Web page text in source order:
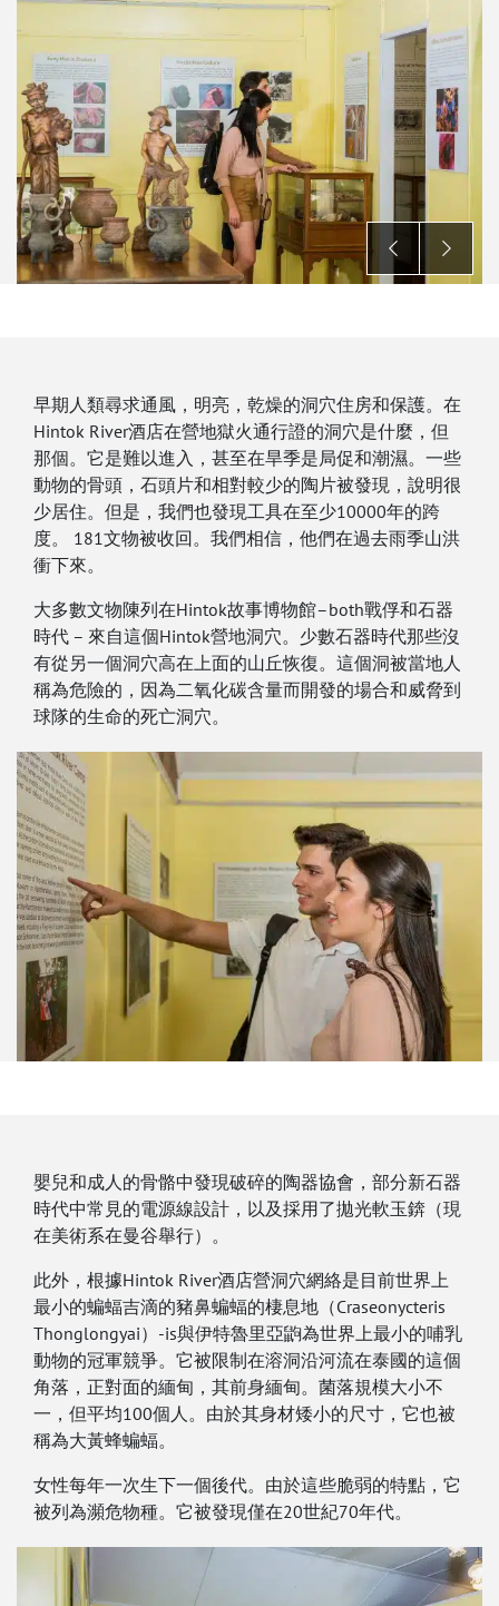
早期人類尋求通風，明亮，乾燥的洞穴住房和保護。在
Hintok River酒店在營地獄火通行證的洞穴是什麼，但
那個。它是難以進入，甚至在旱季是局促和潮濕。一些
動物的骨頭，石頭片和相對較少的陶片被發現，說明很
少居住。但是，我們也發現工具在至少10000年的跨
度。 181文物被收回。我們相信，他們在過去雨季山洪
衝下來。
大多數文物陳列在Hintok故事博物館–both戰俘和石器
時代 – 來自這個Hintok營地洞穴。少數石器時代那些沒
有從另一個洞穴高在上面的山丘恢復。這個洞被當地人
稱為危險的，因為二氧化碳含量而開發的場合和威脅到
球隊的生命的死亡洞穴。
嬰兒和成人的骨骼中發現破碎的陶器協會，部分新石器
時代中常見的電源線設計，以及採用了拋光軟玉錛（現
在美術系在曼谷舉行）。
此外，根據Hintok River酒店營洞穴網絡是目前世界上
最小的蝙蝠吉滴的豬鼻蝙蝠的棲息地（Craseonycteris
Thonglongyai）-is與伊特魯里亞鼩為世界上最小的哺乳
動物的冠軍競爭。它被限制在溶洞沿河流在泰國的這個
角落，正對面的緬甸，其前身緬甸。菌落規模大小不
一，但平均100個人。由於其身材矮小的尺寸，它也被
稱為大黃蜂蝙蝠。
女性每年一次生下一個後代。由於這些脆弱的特點，它
被列為瀕危物種。它被發現僅在20世紀70年代。